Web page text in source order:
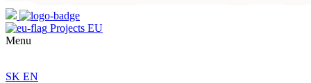
Projects EU
Menu
SK EN